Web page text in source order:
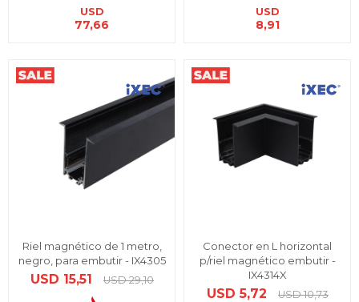
USD
77,66
USD
8,91
Riel magnético de 1 metro,
negro, para embutir - IX4305
USD 15,51 USD 29,10
Conector en L horizontal
p/riel magnético embutir -
IX4314X
USD 5,72 USD 10,73